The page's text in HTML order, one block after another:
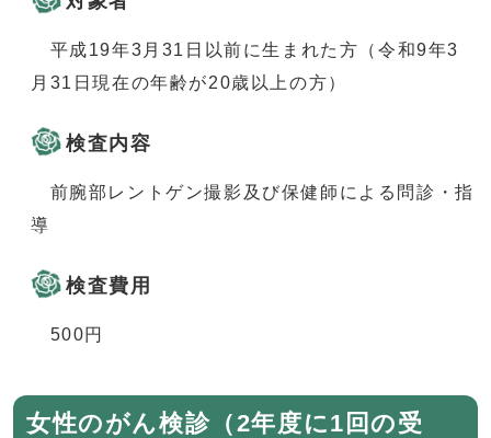
平成19年3月31日以前に生まれた方（令和9年3
月31日現在の年齢が20歳以上の方）
検査内容
前腕部レントゲン撮影及び保健師による問診・指
導
検査費用
500円
女性のがん検診（2年度に1回の受